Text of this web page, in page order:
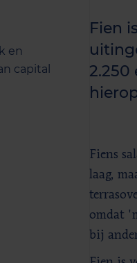
en
capital
Fien
Fiens
laag,
omdat
bij